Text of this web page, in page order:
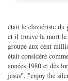
était le claviériste du
et il trouve la mort le
groupe aux cent
était considéré
années 1980 et dès
jesus", "enjoy the